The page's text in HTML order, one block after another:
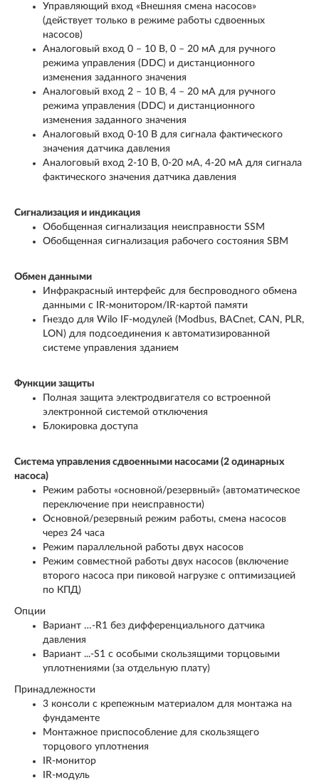
Управляющий вход «Внешняя смена насосов»
(действует только в режиме работы сдвоенных
насосов)
Аналоговый вход 0 – 10 В, 0 – 20 мА для ручного
режима управления (DDC) и дистанционного
изменения заданного значения
Аналоговый вход 2 – 10 В, 4 – 20 мА для ручного
режима управления (DDC) и дистанционного
изменения заданного значения
Аналоговый вход 0-10 В для сигнала фактического
значения датчика давления
Аналоговый вход 2-10 В, 0-20 мА, 4-20 мА для сигнала
фактического значения датчика давления
Сигнализация и индикация
Обобщенная сигнализация неисправности SSM
Обобщенная сигнализация рабочего состояния SBM
Обмен данными
Инфракрасный интерфейс для беспроводного обмена
данными с IR-монитором/IR-картой памяти
Гнездо для Wilo IF-модулей (Modbus, BACnet, CAN, PLR,
LON) для подсоединения к автоматизированной
системе управления зданием
Функции защиты
Полная защита электродвигателя со встроенной
электронной системой отключения
Блокировка доступа
Система управления сдвоенными насосами (2 одинарных
насоса)
Режим работы «основной/резервный» (автоматическое
переключение при неисправности)
Основной/резервный режим работы, смена насосов
через 24 часа
Режим параллельной работы двух насосов
Режим совместной работы двух насосов (включение
второго насоса при пиковой нагрузке с оптимизацией
по КПД)
Опции
Вариант …-R1 без дифференциального датчика
давления
Вариант ...-S1 с особыми скользящими торцовыми
уплотнениями (за отдельную плату)
Принадлежности
3 консоли с крепежным материалом для монтажа на
фундаменте
Монтажное приспособление для скользящего
торцового уплотнения
IR-монитор
IR-модуль